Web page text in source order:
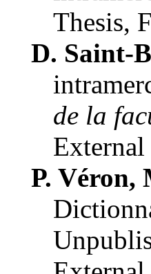
Thesis,
D. Saint-
de la
P. Véron,